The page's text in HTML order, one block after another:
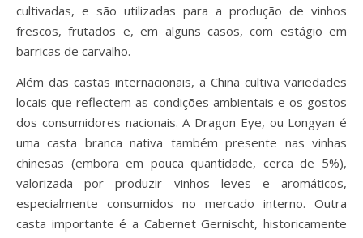
cultivadas, e são utilizadas para a produção de vinhos
frescos, frutados e, em alguns casos, com estágio em
barricas de carvalho.
Além das castas internacionais, a China cultiva variedades
locais que reflectem as condições ambientais e os gostos
dos consumidores nacionais. A Dragon Eye, ou Longyan é
uma casta branca nativa também presente nas vinhas
chinesas (embora em pouca quantidade, cerca de 5%),
valorizada por produzir vinhos leves e aromáticos,
especialmente consumidos no mercado interno. Outra
casta importante é a Cabernet Gernischt, historicamente